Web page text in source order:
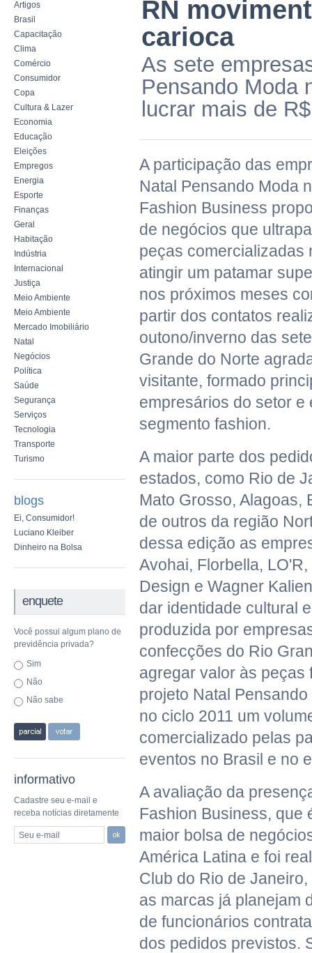
Artigos
Brasil
Capacitação
Clima
Comércio
Consumidor
Copa
Cultura & Lazer
Economia
Educação
Eleições
Empregos
Energia
Esporte
Finanças
Geral
Habitação
Indústria
Internacional
Justiça
Meio Ambiente
Meio Ambiente
Mercado Imobiliário
Natal
Negócios
Política
Saúde
Segurança
Serviços
Tecnologia
Transporte
Turismo
blogs
Ei, Consumidor!
Luciano Kleiber
Dinheiro na Bolsa
enquete
Você possui algum plano de
previdência privada?
Sim
Não
Não sabe
informativo
Cadastre seu e-mail e
receba notícias diretamente
Seu e-mail
RN
carioca
As sete
Pensando Moda
lucrar mais de
A participação das
Natal Pensando Moda
Fashion Business
de negócios que
peças comercializadas
atingir um patamar
nos próximos meses
partir dos contatos
outono/inverno das
Grande do Norte
visitante, formado
empresários do setor e
segmento fashion.
A maior parte dos
estados, como Rio de
Mato Grosso, Alagoas,
de outros da região
dessa edição as
Avohai, Florbella,
Design e Wagner
dar identidade cultural
produzida por
confecções do Rio
agregar valor às peças
projeto Natal
no ciclo 2011 um
comercializado pelas
eventos no Brasil e no
A avaliação da
Fashion Business, que
maior bolsa de
América Latina e foi
Club do Rio de
as marcas já planejam
de funcionários
dos pedidos previstos.